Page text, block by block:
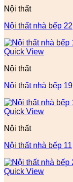
Nội thất
Nội thất nhà bếp 22
Quick View
Nội thất
Nội thất nhà bếp 19
Quick View
Nội thất
Nội thất nhà bếp 11
Quick View